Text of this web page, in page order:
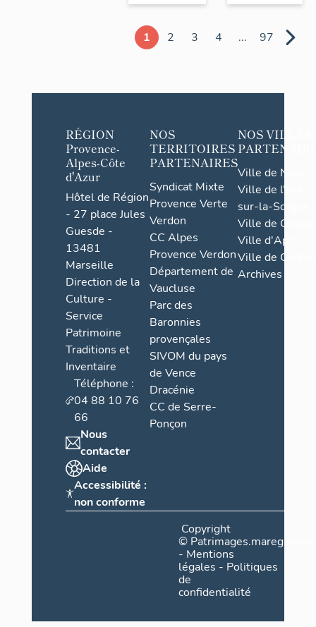
Haute-
Provence
1 2 3 4 ... 97
RÉGION
Provence-
Alpes-Côte
d'Azur
Hôtel de Région
- 27 place Jules
Guesde -
13481
Marseille
Direction de la
Culture -
Service
Patrimoine
Traditions et
Inventaire
Téléphone :
04 88 10 76
66
Nous
contacter
Aide
Accessibilité :
non conforme
NOS
TERRITOIRES
PARTENAIRES
Syndicat Mixte
Provence Verte
Verdon
CC Alpes
Provence Verdon
Département de
Vaucluse
Parc des
Baronnies
provençales
SIVOM du pays
de Vence
Dracénie
CC de Serre-
Ponçon
NOS VILLES
Ville de Nice
Ville de l'Isle-
sur-la-Sorgue
Ville de Grasse
Ville d'Apt
Ville de
Archives
Copyright
©
- Mentions
légales - Politiques
de
confidentialité